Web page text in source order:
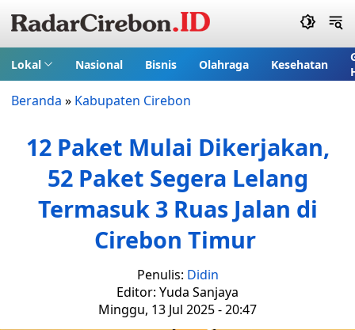
Lokal Nasional Bisnis Olahraga Kesehatan
Beranda » Kabupaten Cirebon
12 Paket Mulai Dikerjakan,
52 Paket Segera Lelang
Termasuk 3 Ruas Jalan di
Cirebon Timur
Penulis: Didin
Editor: Yuda Sanjaya
Minggu, 13 Jul 2025 - 20:47